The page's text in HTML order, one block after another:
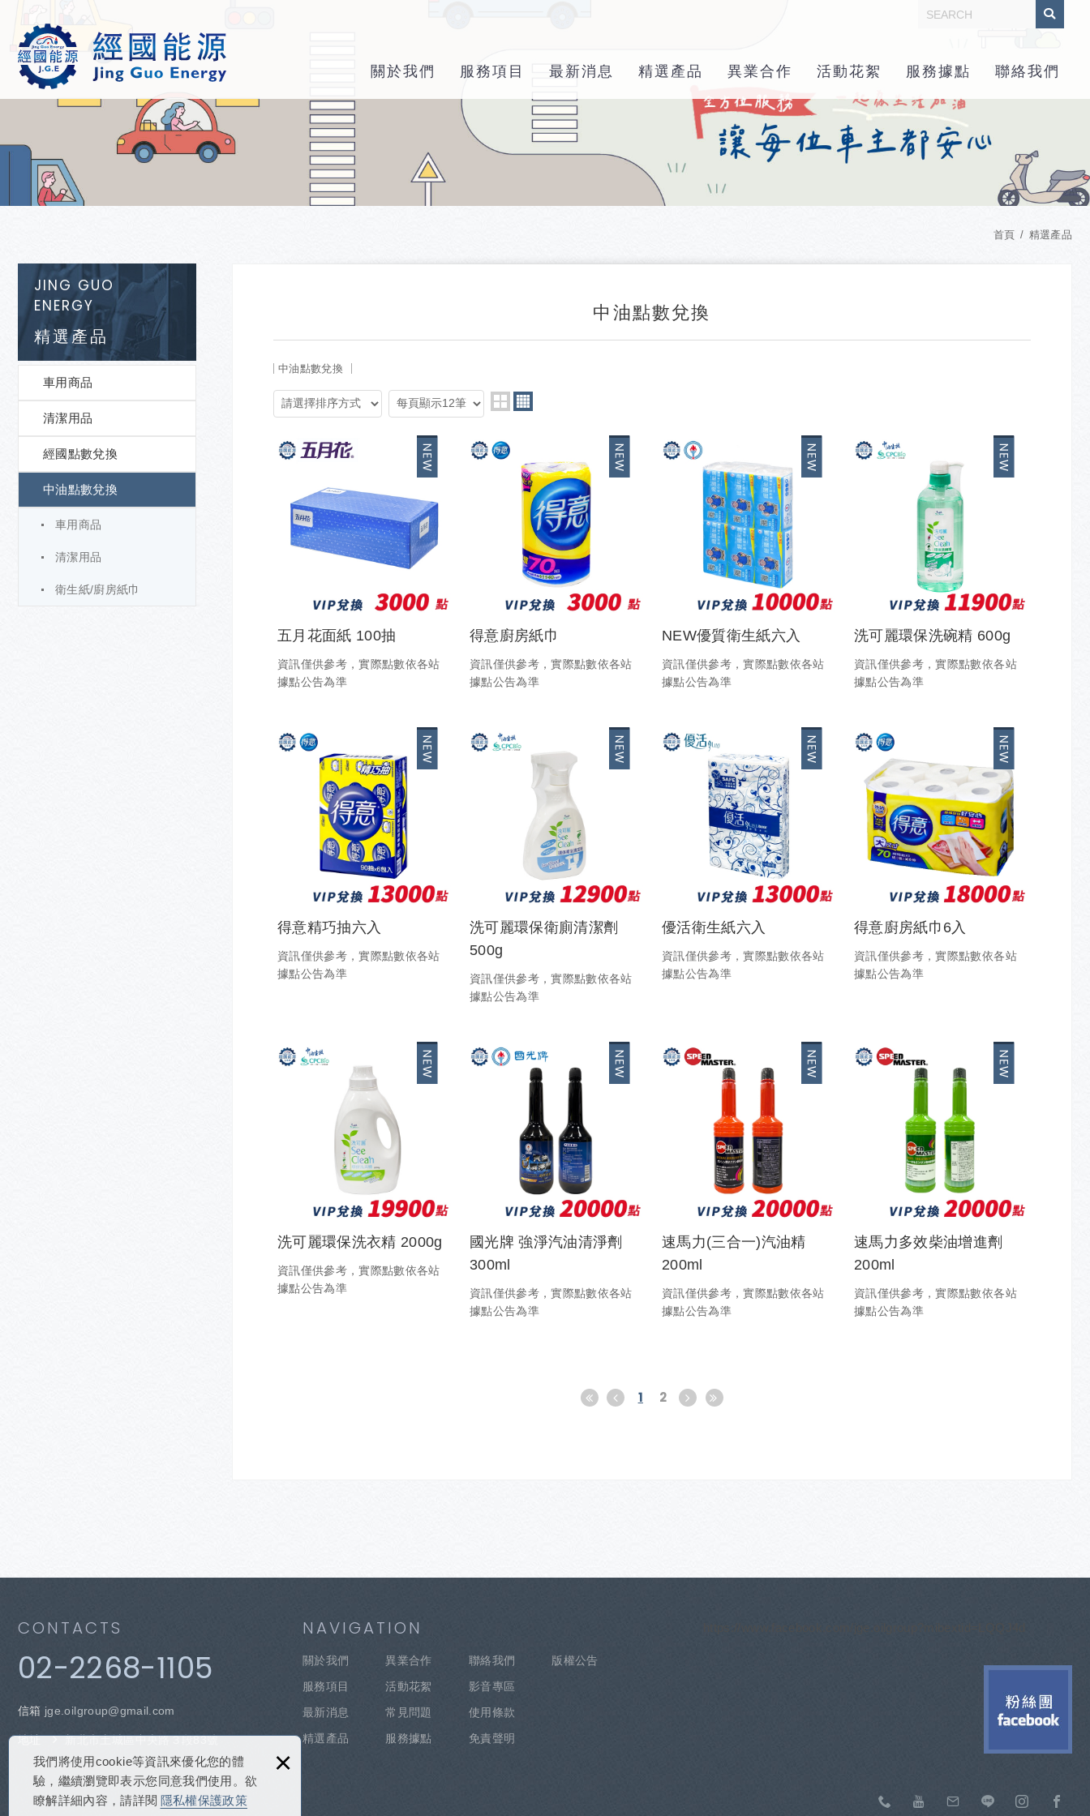
我們將使用cookie等資訊來優化您的體
驗，繼續瀏覽即表示您同意我們使用。欲
瞭解詳細內容，請詳閱 隱私權保護政策
×
關於我們 服務項目 最新消息 精選產品 異業合作 活動花絮 服務據點 聯絡我們
首頁 精選產品
JING GUO
ENERGY
精選產品
車用商品
清潔用品
經國點數兌換
中油點數兌換
車用商品
清潔用品
衛生紙/廚房紙巾
中油點數兌換
中油點數兌換
五月花面紙 100抽
資訊僅供參考，實際點數依各站
據點公告為準
得意廚房紙巾
資訊僅供參考，實際點數依各站
據點公告為準
NEW優質衛生紙六入
資訊僅供參考，實際點數依各站
據點公告為準
洗可麗環保洗碗精 600g
資訊僅供參考，實際點數依各站
據點公告為準
得意精巧抽六入
資訊僅供參考，實際點數依各站
據點公告為準
洗可麗環保衛廁清潔劑
500g
資訊僅供參考，實際點數依各站
據點公告為準
優活衛生紙六入
資訊僅供參考，實際點數依各站
據點公告為準
得意廚房紙巾6入
資訊僅供參考，實際點數依各站
據點公告為準
洗可麗環保洗衣精 2000g
資訊僅供參考，實際點數依各站
據點公告為準
國光牌 強淨汽油清淨劑
300ml
資訊僅供參考，實際點數依各站
據點公告為準
速馬力(三合一)汽油精
200ml
資訊僅供參考，實際點數依各站
據點公告為準
速馬力多效柴油增進劑
200ml
資訊僅供參考，實際點數依各站
據點公告為準
1 2
CONTACTS
02-2268-1105
信箱 jge.oilgroup@gmail.com
地址 新北市土城區中央路３段83號
NAVIGATION
關於我們
服務項目
最新消息
精選產品
異業合作
活動花絮
常見問題
服務據點
聯絡我們
影音專區
使用條款
免責聲明
版權公告